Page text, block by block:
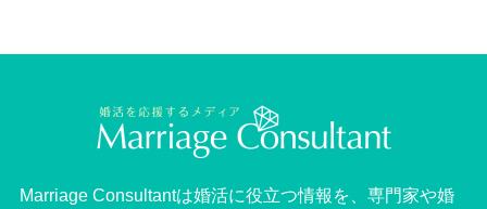
Marriage Consultantは婚活に役立つ情報を、専門家や婚